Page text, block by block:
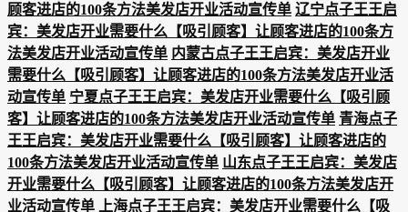
顾客进店的100条方法美发店开业活动宣传单 辽宁点子王王启
宾：美发店开业需要什么【吸引顾客】让顾客进店的100条方
法美发店开业活动宣传单 内蒙古点子王王启宾：美发店开业
需要什么【吸引顾客】让顾客进店的100条方法美发店开业活
动宣传单 宁夏点子王王启宾：美发店开业需要什么【吸引顾
客】让顾客进店的100条方法美发店开业活动宣传单 青海点子
王王启宾：美发店开业需要什么【吸引顾客】让顾客进店的
100条方法美发店开业活动宣传单 山东点子王王启宾：美发店
开业需要什么【吸引顾客】让顾客进店的100条方法美发店开
业活动宣传单
上海点子王王启宾：美发店开业需要什么【吸